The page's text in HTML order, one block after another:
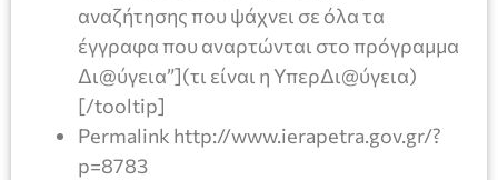
αναζήτησης που ψάχνει σε όλα τα
έγγραφα που αναρτώνται στο πρόγραμμα
Δι@ύγεια”](τι είναι η ΥπερΔι@ύγεια)
[/tooltip]
Permalink http://www.ierapetra.gov.gr/?
p=8783